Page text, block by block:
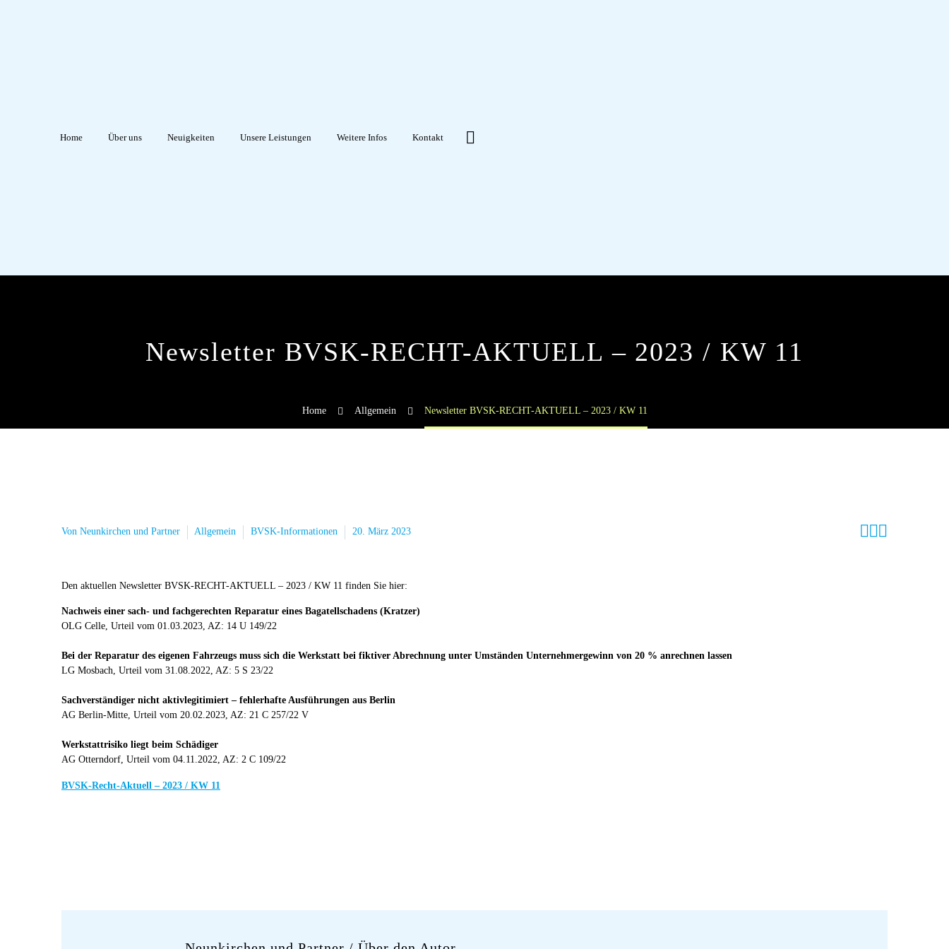
Home Über uns Neuigkeiten Unsere Leistungen Weitere Infos Kontakt
Newsletter BVSK-RECHT-AKTUELL – 2023 / KW 11
Home Allgemein Newsletter BVSK-RECHT-AKTUELL – 2023 / KW 11

Von Neunkirchen und Partner Allgemein BVSK-Informationen 20. März 2023
Den aktuellen Newsletter BVSK-RECHT-AKTUELL – 2023 / KW 11 finden Sie hier:
Nachweis einer sach- und fachgerechten Reparatur eines Bagatellschadens (Kratzer)
OLG Celle, Urteil vom 01.03.2023, AZ: 14 U 149/22
Bei der Reparatur des eigenen Fahrzeugs muss sich die Werkstatt bei fiktiver Abrechnung unter Umständen Unternehmergewinn von 20 % anrechnen lassen
LG Mosbach, Urteil vom 31.08.2022, AZ: 5 S 23/22
Sachverständiger nicht aktivlegitimiert – fehlerhafte Ausführungen aus Berlin
AG Berlin-Mitte, Urteil vom 20.02.2023, AZ: 21 C 257/22 V
Werkstattrisiko liegt beim Schädiger
AG Otterndorf, Urteil vom 04.11.2022, AZ: 2 C 109/22
BVSK-Recht-Aktuell – 2023 / KW 11